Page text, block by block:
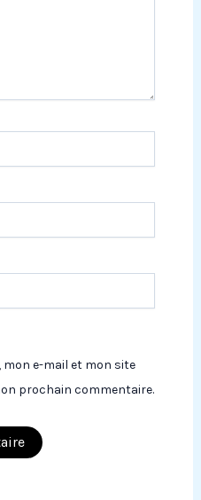
e-mail et mon site
prochain commentaire.